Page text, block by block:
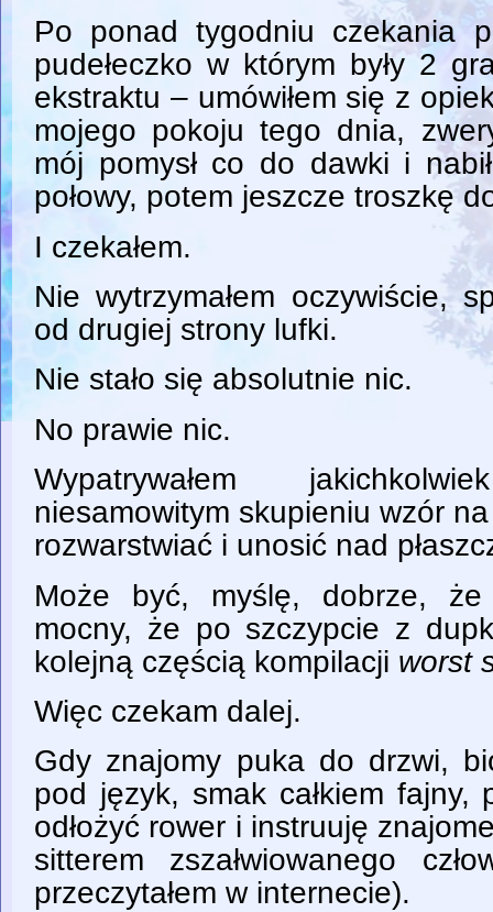
Po ponad tygodniu czekania
pudełeczko w którym były 2
ekstraktu – umówiłem się z
mojego pokoju tego dnia,
mój pomysł co do dawki i
połowy, potem jeszcze troszkę
I czekałem.
Nie wytrzymałem oczywiście,
od drugiej strony lufki.
Nie stało się absolutnie nic.
No prawie nic.
Wypatrywałem
niesamowitym skupieniu wzór na
rozwarstwiać i unosić nad
Może być, myślę, dobrze,
mocny, że po szczypcie z
kolejną częścią kompilacji worst
Więc czekam dalej.
Gdy znajomy puka do drzwi,
pod język, smak całkiem fajny,
odłożyć rower i instruuję
sitterem zszałwiowanego
przeczytałem w internecie).